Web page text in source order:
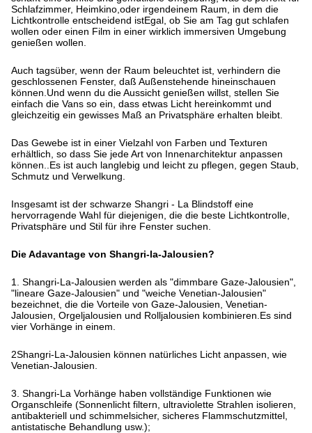
Schlafzimmer, Heimkino,oder irgendeinem Raum, in dem die
Lichtkontrolle entscheidend istEgal, ob Sie am Tag gut schlafen
wollen oder einen Film in einer wirklich immersiven Umgebung
genießen wollen.
Auch tagsüber, wenn der Raum beleuchtet ist, verhindern die
geschlossenen Fenster, daß Außenstehende hineinschauen
können.Und wenn du die Aussicht genießen willst, stellen Sie
einfach die Vans so ein, dass etwas Licht hereinkommt und
gleichzeitig ein gewisses Maß an Privatsphäre erhalten bleibt.
Das Gewebe ist in einer Vielzahl von Farben und Texturen
erhältlich, so dass Sie jede Art von Innenarchitektur anpassen
können..Es ist auch langlebig und leicht zu pflegen, gegen Staub,
Schmutz und Verwelkung.
Insgesamt ist der schwarze Shangri - La Blindstoff eine
hervorragende Wahl für diejenigen, die die beste Lichtkontrolle,
Privatsphäre und Stil für ihre Fenster suchen.
Die Adavantage von Shangri-la-Jalousien?
1. Shangri-La-Jalousien werden als "dimmbare Gaze-Jalousien",
"lineare Gaze-Jalousien" und "weiche Venetian-Jalousien"
bezeichnet, die die Vorteile von Gaze-Jalousien, Venetian-
Jalousien, Orgeljalousien und Rolljalousien kombinieren.Es sind
vier Vorhänge in einem.
2Shangri-La-Jalousien können natürliches Licht anpassen, wie
Venetian-Jalousien.
3. Shangri-La Vorhänge haben vollständige Funktionen wie
Organschleife (Sonnenlicht filtern, ultraviolette Strahlen isolieren,
antibakteriell und schimmelsicher, sicheres Flammschutzmittel,
antistatische Behandlung usw.);